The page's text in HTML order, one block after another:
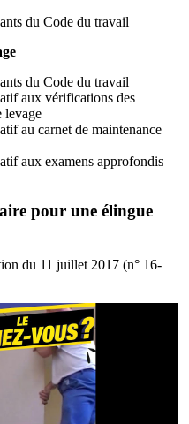
du Code du travail
du Code du travail
aux vérifications des
levage
au carnet de maintenance
aux examens approfondis
pour une élingue
du 11 juillet 2017 (n° 16-